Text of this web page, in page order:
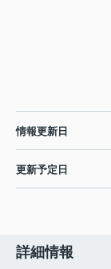
情報更新日
更新予定日
詳細情報